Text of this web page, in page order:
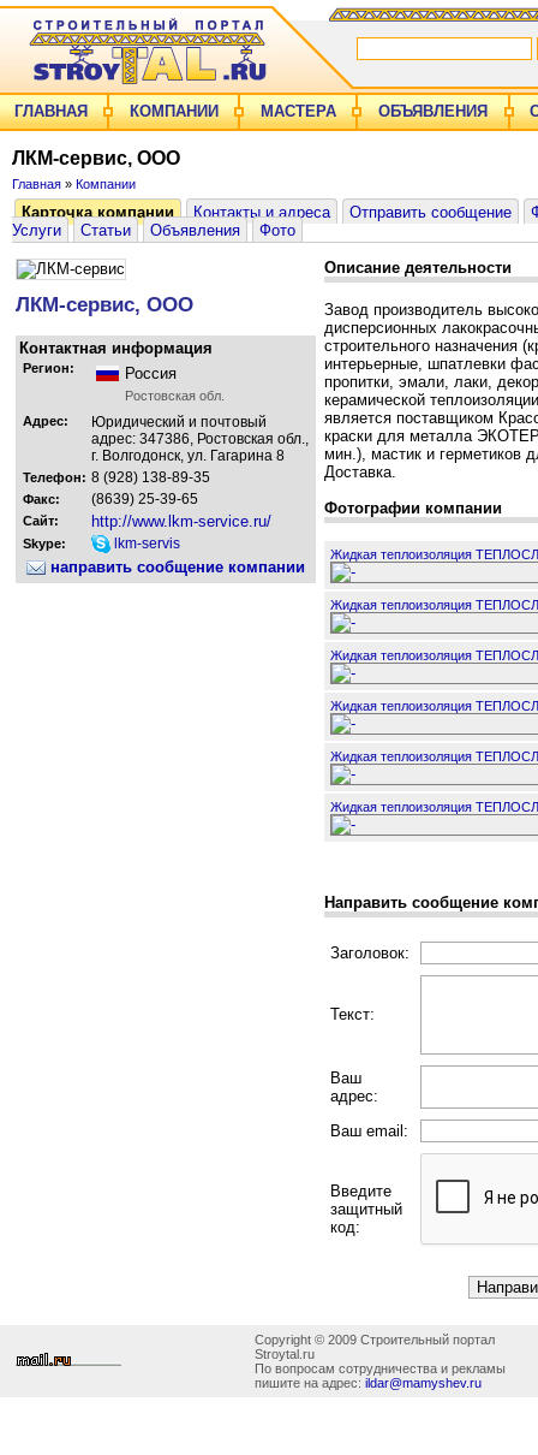
ГЛАВНАЯ КОМПАНИИ МАСТЕРА ОБЪЯВЛЕНИЯ
ЛКМ-сервис, ООО
Главная » Компании
Карточка компании Контакты и адреса Отправить сообщение
Услуги
Статьи Объявления Фото
ЛКМ-сервис, ООО
Контактная информация
Регион: Россия
Ростовская обл.
Адрес:
Юридический и почтовый
адрес: 347386, Ростовская обл.,
г. Волгодонск, ул. Гагарина 8
Телефон: 8 (928) 138-89-35
Факс: (8639) 25-39-65
Сайт: http://www.lkm-service.ru/
Skype: lkm-servis
направить сообщение компании
Описание деятельности
Завод производитель
дисперсионных
строительного назначения
интерьерные, шпатлевки
пропитки, эмали, лаки,
керамической
является поставщиком
краски для металла
мин.), мастик и герметиков
Доставка.
Фотографии компании
Жидкая теплоизоляция
Жидкая теплоизоляция
Жидкая теплоизоляция
Жидкая теплоизоляция
Жидкая теплоизоляция
Жидкая теплоизоляция
Направить сообщение
Заголовок:
Текст:
Ваш
адрес:
Ваш email:
Введите
защитный
код:
Copyright © 2009 Строительный портал
Stroytal.ru
По вопросам сотрудничества и рекламы
пишите на адрес: ildar@mamyshev.ru